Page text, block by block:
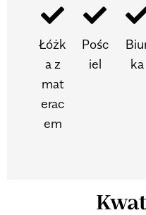
Łóżk
a z
mat
erac
em
Pośc
iel
ka